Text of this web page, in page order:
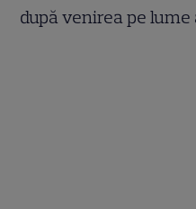
după venirea pe